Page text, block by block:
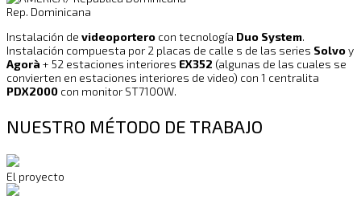
Rep. Dominicana
Instalación de videoportero con tecnología Duo System.
Instalación compuesta por 2 placas de calle s de las series Solvoy
Agorà + 52 estaciones interiores EX352 (algunas de las cuales se
convierten en estaciones interiores de video) con 1 centralita
PDX2000 con monitor ST7100W.
NUESTRO MÉTODO DE TRABAJO
El proyecto